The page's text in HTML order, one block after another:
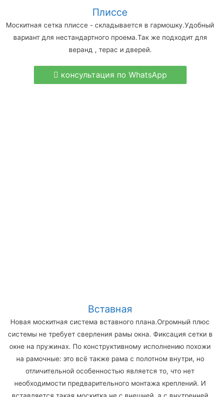
Плиссе
Москитная сетка плиссе - складывается в гармошку.Удобный
вариант для нестандартного проема.Так же подходит для
веранд , терас и дверей.
консультация по WhatsApp
Вставная
Новая москитная система вставного плана.Огромный плюс
системы не требует сверления рамы окна. Фиксация сетки в
окне на пружинах. По конструктивному исполнению похожи
на рамочные: это всё также рама с полотном внутри, но
отличительной особенностью является то, что нет
необходимости предварительного монтажа креплений. И
вставляется такая москитка не с внешней, а с внутренней